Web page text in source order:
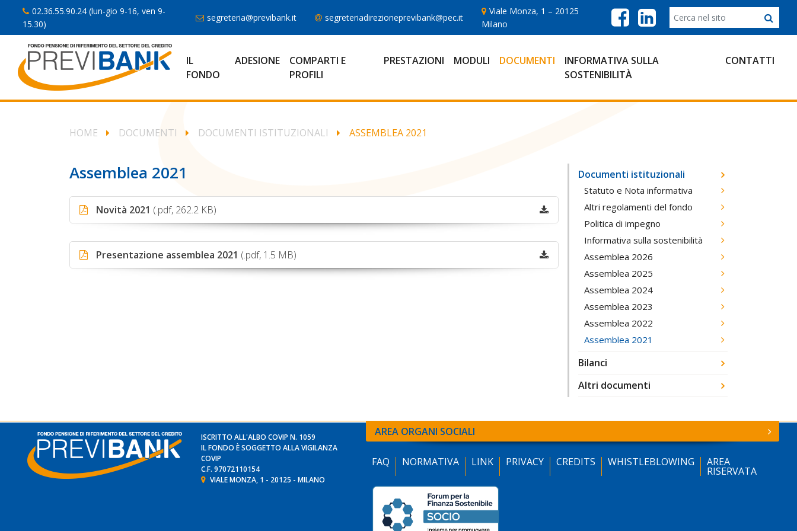
02.36.55.90.24 (lun-gio 9-16, ven 9-
15.30)
segreteria@previbank.it segreteriadirezioneprevibank@pec.it
Viale Monza, 1 – 20125
Milano
IL
FONDO
ADESIONE
COMPARTI E
PROFILI
PRESTAZIONI MODULI DOCUMENTI
INFORMATIVA SULLA
SOSTENIBILITÀ
CONTATTI
HOME DOCUMENTI DOCUMENTI ISTITUZIONALI ASSEMBLEA 2021
Assemblea 2021
Novità 2021 (.pdf, 262.2 KB)
Presentazione assemblea 2021 (.pdf, 1.5 MB)
Documenti istituzionali
Statuto e Nota informativa
Altri regolamenti del fondo
Politica di impegno
Informativa sulla sostenibilità
Assemblea 2026
Assemblea 2025
Assemblea 2024
Assemblea 2023
Assemblea 2022
Assemblea 2021
Bilanci
Altri documenti
ISCRITTO ALL'ALBO COVIP N. 1059
IL FONDO È SOGGETTO ALLA VIGILANZA
COVIP
C.F. 97072110154
VIALE MONZA, 1 - 20125 - MILANO
AREA ORGANI SOCIALI
FAQ NORMATIVA LINK PRIVACY CREDITS WHISTLEBLOWING AREA
RISERVATA